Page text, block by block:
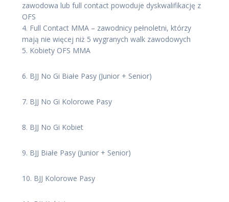
zawodowa lub full contact powoduje dyskwalifikację z
OFS
4. Full Contact MMA – zawodnicy pełnoletni, którzy
mają nie więcej niż 5 wygranych walk zawodowych
5. Kobiety OFS MMA
6. BJJ No Gi Białe Pasy (Junior + Senior)
7. BJJ No Gi Kolorowe Pasy
8. BJJ No Gi Kobiet
9. BJJ Białe Pasy (Junior + Senior)
10. BJJ Kolorowe Pasy